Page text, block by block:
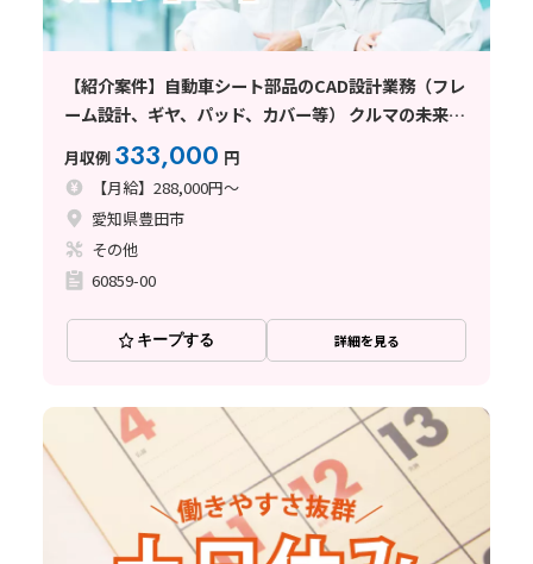
【紹介案件】自動車シート部品のCAD設計業務（フレ
ーム設計、ギヤ、パッド、カバー等） クルマの未来
は、あなたの図面から始まる!
月収例 333,000 円
【月給】288,000円～
愛知県豊田市
その他
60859-00
キープする 詳細を見る